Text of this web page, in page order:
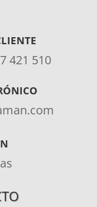
421 510